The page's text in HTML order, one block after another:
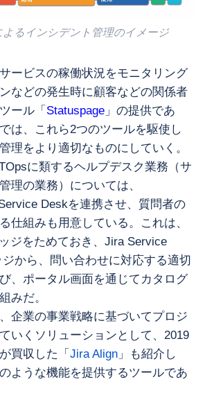
るインシデント管理のイメージ
ービスの稼働状況をモニタリング
などの発生時に顧客などの関係者
ール「Statuspage 」の提供であ
は、これら2つのツールを駆使し
理をより適切なものにしていく。
に類するヘルプデスク業務（サ
理の業務）については、
Deskを連携させ、質問者の
仕組みも用意している。これは、
ジをためておき、Jira Service
から、問い合わせに対応する適切
、ポータル画面を通じてカタログ
みだ。
企業の事業戦略に基づいてプロジ
いくソリューションとして、2019
買収した「Jira Align 」も紹介し
ような機能を提供するツールであ